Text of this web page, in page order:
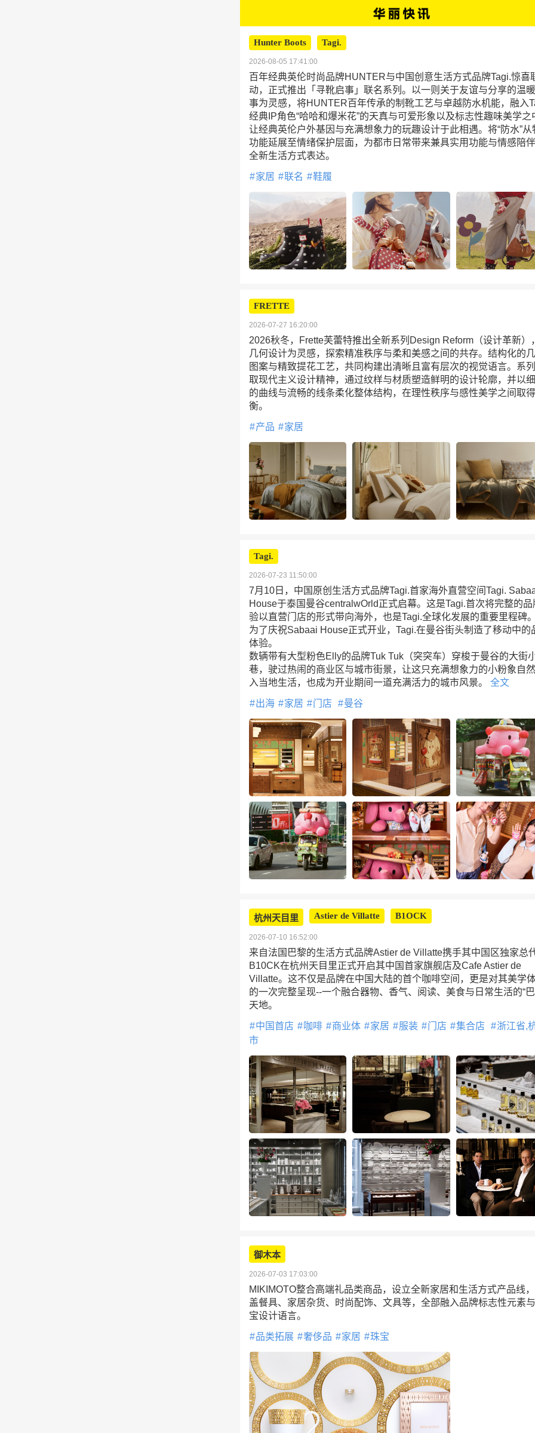
Hunter Boots Tagi.
2026-08-05 17:41:00
百年经典英伦时尚品牌HUNTER与中国创意生活方式品牌Tagi.惊喜
动，正式推出「寻靴启事」联名系列。以一则关于友谊与分享的温
事为灵感，将HUNTER百年传承的制靴工艺与卓越防水机能，融入
经典IP角色“哈哈和爆米花”的天真与可爱形象以及标志性趣味美学之
让经典英伦户外基因与充满想象力的玩趣设计于此相遇。将“防水”从
功能延展至情绪保护层面，为都市日常带来兼具实用功能与情感陪
全新生活方式表达。
家居 联名 鞋履
FRETTE
2026-07-27 16:20:00
2026秋冬，Frette芙蕾特推出全新系列Design Reform（设计革新）
几何设计为灵感，探索精准秩序与柔和美感之间的共存。结构化的
图案与精致提花工艺，共同构建出清晰且富有层次的视觉语言。系
取现代主义设计精神，通过纹样与材质塑造鲜明的设计轮廓，并以
的曲线与流畅的线条柔化整体结构，在理性秩序与感性美学之间取
衡。
产品 家居
Tagi.
2026-07-23 11:50:00
7月10日，中国原创生活方式品牌Tagi.首家海外直营空间Tagi.
House于泰国曼谷centralwOrld正式启幕。这是Tagi.首次将完整的品
验以直营门店的形式带向海外，也是Tagi.全球化发展的重要里程碑。
为了庆祝Sabaai House正式开业，Tagi.在曼谷街头制造了移动中的
体验。
数辆带有大型粉色Elly的品牌Tuk Tuk（突突车）穿梭于曼谷的大街
巷，驶过热闹的商业区与城市街景，让这只充满想象力的小粉象自
入当地生活，也成为开业期间一道充满活力的城市风景。
全文
出海 家居 门店 曼谷
杭州天目里 Astier de Villatte B1OCK
2026-07-10 16:52:00
来自法国巴黎的生活方式品牌Astier de Villatte携手其中国区独家总
B10CK在杭州天目里正式开启其中国首家旗舰店及Cafe Astier de
Villatte。这不仅是品牌在中国大陆的首个咖啡空间，更是对其美学
的一次完整呈现--一个融合器物、香气、阅读、美食与日常生活的“
天地。
中国首店 咖啡 商业体 家居 服装 门店 集合店
浙江省,
市
御木本
2026-07-03 17:03:00
MIKIMOTO整合高端礼品类商品，设立全新家居和生活方式产品线
盖餐具、家居杂货、时尚配饰、文具等，全部融入品牌标志性元素
宝设计语言。
品类拓展 奢侈品 家居 珠宝